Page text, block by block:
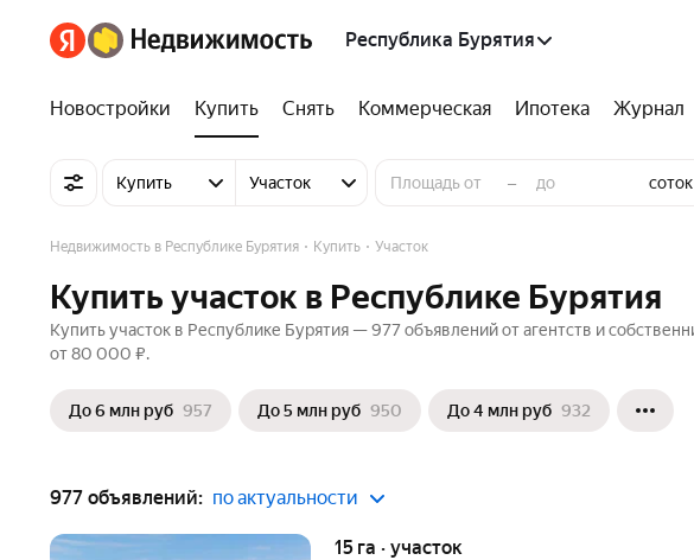
Республика Бурятия
Новостройки Купить Снять Коммерческая Ипотека Журнал
Купить Участок – соток
Недвижимость в Республике Бурятия Купить Участок
Купить участок в Республике Бурятия
Купить участок в Республике Бурятия — 977 объявлений от агентств и
от 80 000 ₽.
До 6 млн руб 957 До 5 млн руб 950 До 4 млн руб 932
977 объявлений: по актуальности
15 га · участок